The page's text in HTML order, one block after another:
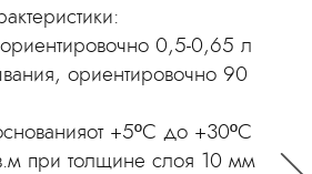
0,5-0,65 л
ориентировочно 90
+5ºС до +30ºС
при толщине слоя 10 мм
мм